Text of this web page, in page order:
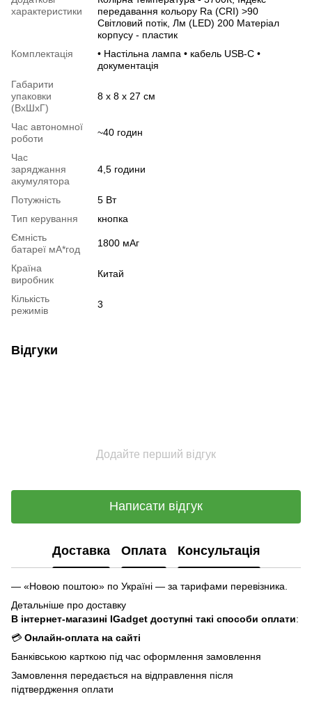
характеристики
передавання кольору Ra (CRI) >90
Світловий потік, Лм (LED) 200 Матеріал
корпусу - пластик
Комплектація
• Настільна лампа • кабель USB-C •
документація
Габарити
упаковки
(ВхШхГ)
8 х 8 х 27 см
Час автономної
роботи
~40 годин
Час
заряджання
акумулятора
4,5 години
Потужність
5 Вт
Тип керування
кнопка
Ємність
батареї мА*год
1800 мАг
Країна
виробник
Китай
Кількість
режимів
3
Відгуки
Додайте перший відгук
Написати відгук
Доставка Оплата Консультація
— «Новою поштою» по Україні — за тарифами перевізника.
Детальніше про доставку
В інтернет-магазині IGadget доступні такі способи оплати:
💳 Онлайн-оплата на сайті
Банківською карткою під час оформлення замовлення
Замовлення передається на відправлення після
підтвердження оплати